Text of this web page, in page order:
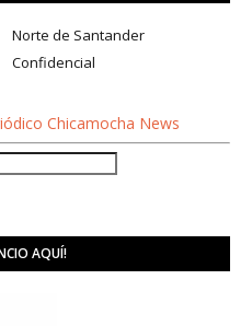
Norte de Santander
Confidencial
Chicamocha News
AQUÍ!